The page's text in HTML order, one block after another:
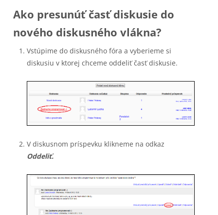
Ako presunúť časť diskusie do
nového diskusného vlákna?
Vstúpime do diskusného fóra a vyberieme si
diskusiu v ktorej chceme oddeliť časť diskusie.
V diskusnom príspevku klikneme na odkaz
Oddeliť.